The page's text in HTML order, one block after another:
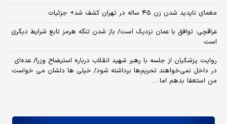
معمای ناپدید شدن زن ۴۵ ساله در تهران کشف شد+ جزئیات
عراقچی: توافق با عمان نزدیک است/ باز شدن تنگه هرمز تابع شرایط دیگری
است
روایت پزشکیان از جلسه با رهبر شهید انقلاب درباره استیضاح وزرا/ عده‌ای
در داخل نمی‌خواهند تحریم‌ها برداشته شود/ خیلی ها دلشان می خواست
من استعفا بدهم اما ...